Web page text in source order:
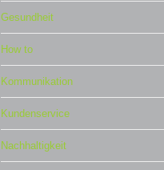
Gesundheit
How to
Kommunikation
Kundenservice
Nachhaltigkeit